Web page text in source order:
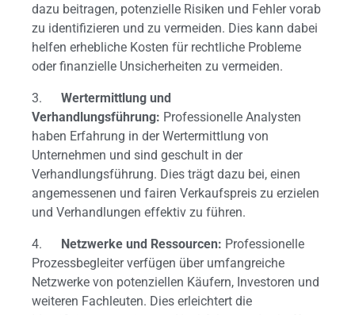
dazu beitragen, potenzielle Risiken und Fehler vorab
zu identifizieren und zu vermeiden. Dies kann dabei
helfen erhebliche Kosten für rechtliche Probleme
oder finanzielle Unsicherheiten zu vermeiden.
3. Wertermittlung und
Verhandlungsführung: Professionelle Analysten
haben Erfahrung in der Wertermittlung von
Unternehmen und sind geschult in der
Verhandlungsführung. Dies trägt dazu bei, einen
angemessenen und fairen Verkaufspreis zu erzielen
und Verhandlungen effektiv zu führen.
4. Netzwerke und Ressourcen: Professionelle
Prozessbegleiter verfügen über umfangreiche
Netzwerke von potenziellen Käufern, Investoren und
weiteren Fachleuten. Dies erleichtert die